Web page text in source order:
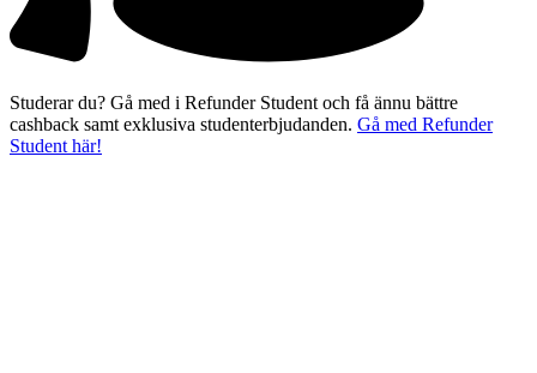
Studerar du? Gå med i Refunder Student och få ännu bättre
cashback samt exklusiva studenterbjudanden. Gå med Refunder
Student här!